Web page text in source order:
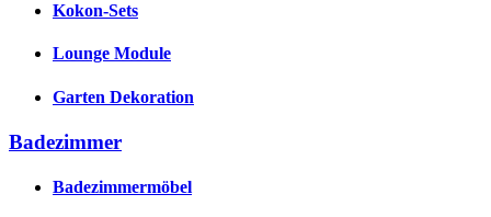
Kokon-Sets
Lounge Module
Garten Dekoration
Badezimmer
Badezimmermöbel